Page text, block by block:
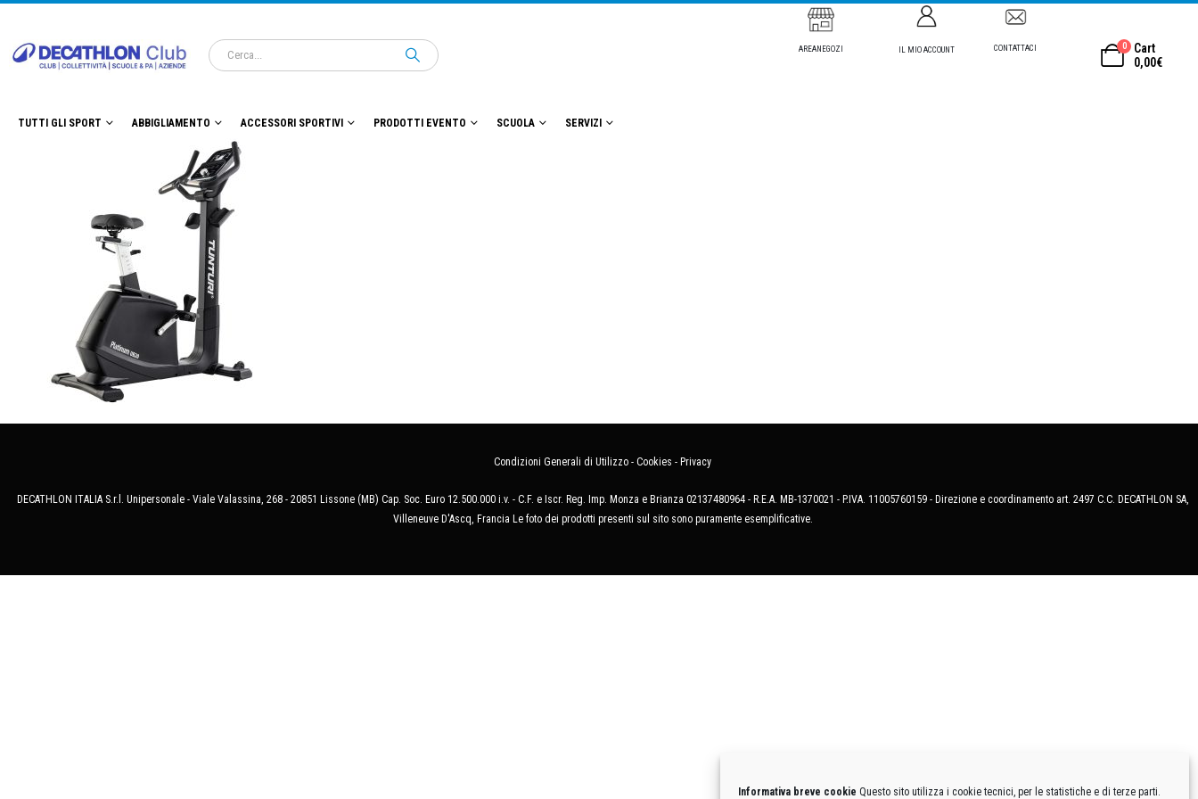
Informativa breve cookie Questo sito utilizza i cookie tecnici, per le statistiche e di terze parti.
AREANEGOZI IL MIO ACCOUNT CONTATTACI 0
Cart
0,00€
TUTTI GLI SPORT ABBIGLIAMENTO ACCESSORI SPORTIVI PRODOTTI EVENTO SCUOLA SERVIZI
Condizioni Generali di Utilizzo - Cookies - Privacy
DECATHLON ITALIA S.r.l. Unipersonale - Viale Valassina, 268 - 20851 Lissone (MB) Cap. Soc. Euro 12.500.000 i.v. - C.F. e Iscr. Reg. Imp. Monza e Brianza 02137480964 - R.E.A. MB-1370021 - P.IVA. 11005760159 - Direzione e coordinamento art. 2497 C.C. DECATHLON SA,
Villeneuve D'Ascq, Francia Le foto dei prodotti presenti sul sito sono puramente esemplificative.